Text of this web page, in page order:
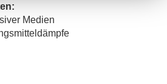
Medien